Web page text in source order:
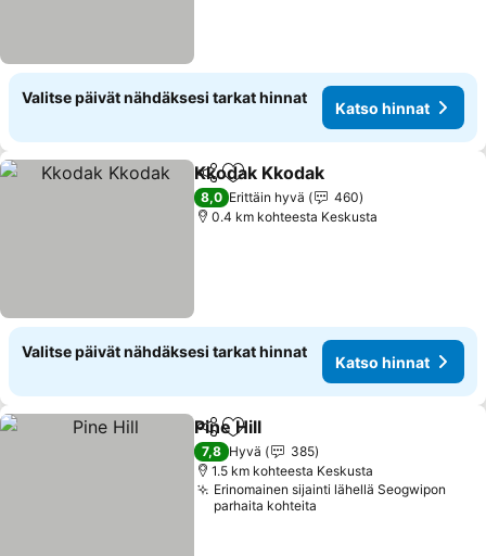
Valitse päivät nähdäksesi tarkat hinnat
Katso hinnat
Jaa Lisää suosikkeihin
Kkodak Kkodak
8,0 Erittäin hyvä
460
0.4 km kohteesta Keskusta
Valitse päivät nähdäksesi tarkat hinnat
Katso hinnat
Jaa Lisää suosikkeihin
Pine Hill
7,8 Hyvä
385
1.5 km kohteesta Keskusta
Erinomainen sijainti lähellä Seogwipon
parhaita kohteita